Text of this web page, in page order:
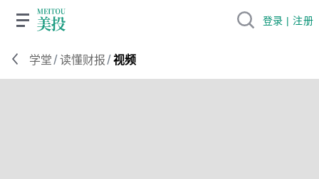
学堂 /读懂财报 /视频
登录 | 注册